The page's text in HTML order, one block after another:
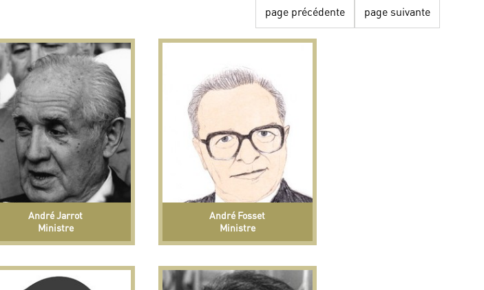
page précédente page suivante
André Jarrot
Ministre
André Fosset
Ministre